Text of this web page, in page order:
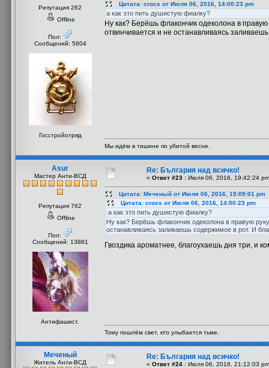
Репутация 262
Offline
Пол:
Сообщений: 5804
Госстройотряд
Цитата: crocs от Июля 06, 2016, 14:00:23 pm
а как это пить душистую фиалку?
Ну как? Берёшь флакончик одеколона в
отвинчивается и не останавливаясь
Мы идём в тишине по убитой весне.
Asur
Мастер Анти-ВСД
Репутация 762
Offline
Пол:
Сообщений: 13881
Антифашист.
Re: България над всичко!
« Ответ #23 : Июля 06, 2016, 19:42:24
Цитата: Меченый от Июля 06, 2016, 19:09:01 pm
Цитата: crocs от Июля 06, 2016, 14:00:23 pm
а как это пить душистую фиалку?
Ну как? Берёшь флакончик одеколона в правую
останавливаясь заливаешь содержимое в рот. И
Гвоздика ароматнее, благоухаешь дня три, и
Тому пошлём свет, кто улыбается тьме.
Меченый
Житель Анти-ВСД
Re: България над всичко!
« Ответ #24 : Июля 06, 2016, 21:12:03